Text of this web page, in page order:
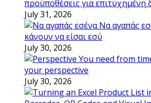
προϋποθέσεις για επιτυχημένη
July 31, 2026
Να αγαπάς
κάνουν να είσαι εσύ
July 30, 2026
You need from
your perspective
July 30, 2026